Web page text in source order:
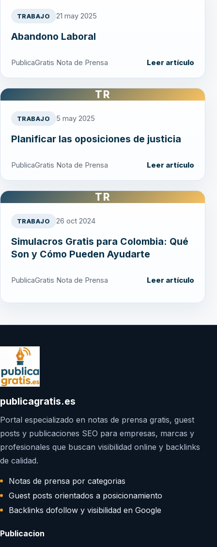
TRABAJO 21 may 2025
Abandono Laboral
PublicaGratis Nota de Prensa Leer artículo
TR
TRABAJO 5 may 2025
Planificar las oposiciones de justicia
PublicaGratis Nota de Prensa Leer artículo
TR
TRABAJO 26 oct 2024
Simulacros Gratis para Colombia: Qué
Son y Cómo Pueden Ayudarte
PublicaGratis Nota de Prensa Leer artículo
publicagratis.es
Portal especializado en notas de prensa gratis, guest
posts y publicaciones SEO para empresas, marcas y
profesionales que buscan visibilidad online y backlinks
de calidad.
Notas de prensa por categorias
Guest posts orientados a posicionamiento
Backlinks dofollow y visibilidad en Google
Publicacion